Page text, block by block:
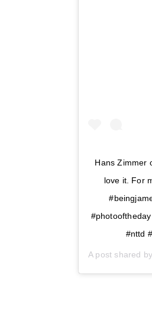
Hans Zimmer
love it. For
#nttd
A post shared by